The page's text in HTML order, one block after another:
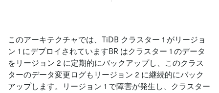
このアーキテクチャでは、TiDB クラスター 1 がリージョ
ン 1 にデプロイされていますBR はクラスター 1 のデータ
をリージョン 2 に定期的にバックアップし、このクラス
ターのデータ変更ログもリージョン 2 に継続的にバック
アップします。リージョン 1 で障害が発生し、クラスター